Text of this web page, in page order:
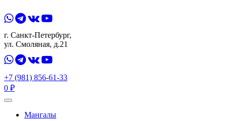
г. Санкт-Петербург,
ул. Смоляная, д.21
+7 (981) 856-61-33
0 ₽
Мангалы